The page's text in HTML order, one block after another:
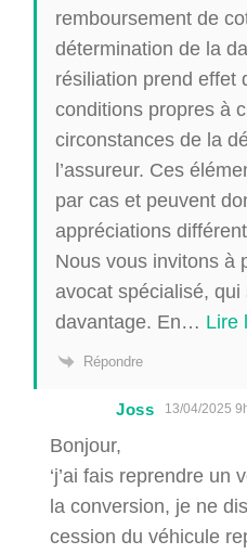
remboursement de
détermination de la
résiliation prend effet
conditions propres à
circonstances de la
l’assureur. Ces
par cas et peuvent
appréciations
Nous vous invitons à
avocat spécialisé,
davantage. En… Lire
Répondre
Joss 13/04/2025
Bonjour,
‘j’ai fais reprendre un
la conversion, je ne
cession du véhicule